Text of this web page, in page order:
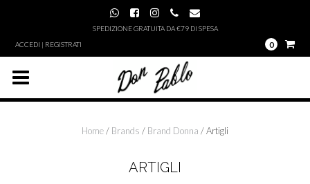
SPEDIZIONE GRATUITA DA €79 DI SPESA
ACCEDI | REGISTRATI
0
Home/ Brands / Brand Donna / Artigli
ARTIGLI